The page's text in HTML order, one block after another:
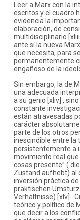
Leer a Marx con la
escritos y el cuadro
evidencia la
elaboración, de
multidisciplinario
ante sí la nueva
que necesita, para
permanentemente
engañoso de la
Sin embargo, la de
una adecuada
a su genio [xliv] ,
constante
están atravesadas
carácter
parte de los otros
inescindible entre la
persistentemente a
movimiento real que
cosas presente” (
Zustand aufhebt) al
inversión práctica
praktischen
Verhältnisse) [xlv] .
teórico y político de
que decir a los